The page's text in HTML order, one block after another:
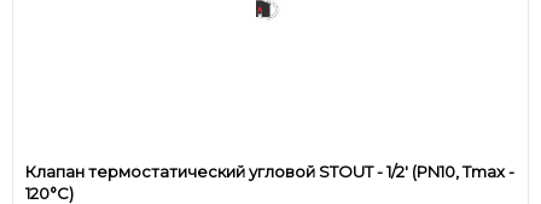
Клапан термостатический угловой STOUT - 1/2' (PN10, Tmax -
120°С)